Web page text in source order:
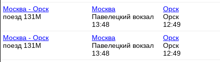
Москва - Орск
поезд 131М
Москва
Павелецкий вокзал
13:48
Орск
Орск
12:49
Москва - Орск
поезд 131М
Москва
Павелецкий вокзал
13:48
Орск
Орск
12:49